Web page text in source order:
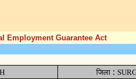
Employment Guarantee Act
जिला :